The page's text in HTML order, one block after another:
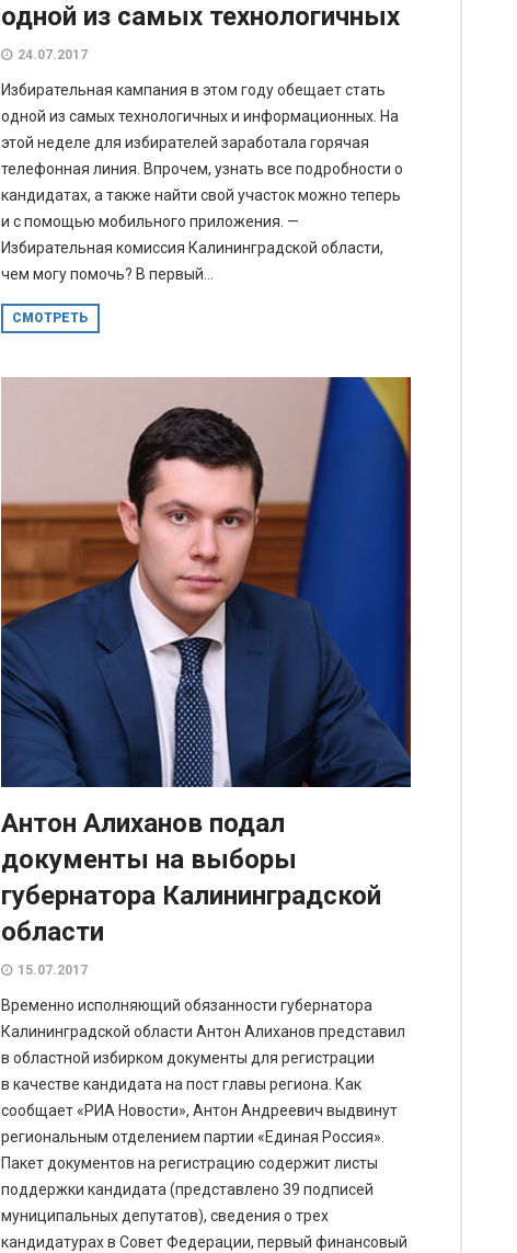
одной из самых технологичных
24.07.2017
Избирательная кампания в этом году обещает стать
одной из самых технологичных и информационных. На
этой неделе для избирателей заработала горячая
телефонная линия. Впрочем, узнать все подробности о
кандидатах, а также найти свой участок можно теперь
и с помощью мобильного приложения. —
Избирательная комиссия Калининградской области,
чем могу помочь? В первый...
СМОТРЕТЬ
Антон Алиханов подал
документы на выборы
губернатора Калининградской
области
15.07.2017
Временно исполняющий обязанности губернатора
Калининградской области Антон Алиханов представил
в областной избирком документы для регистрации
в качестве кандидата на пост главы региона. Как
сообщает «РИА Новости», Антон Андреевич выдвинут
региональным отделением партии «Единая Россия».
Пакет документов на регистрацию содержит листы
поддержки кандидата (представлено 39 подписей
муниципальных депутатов), сведения о трех
кандидатурах в Совет Федерации, первый финансовый